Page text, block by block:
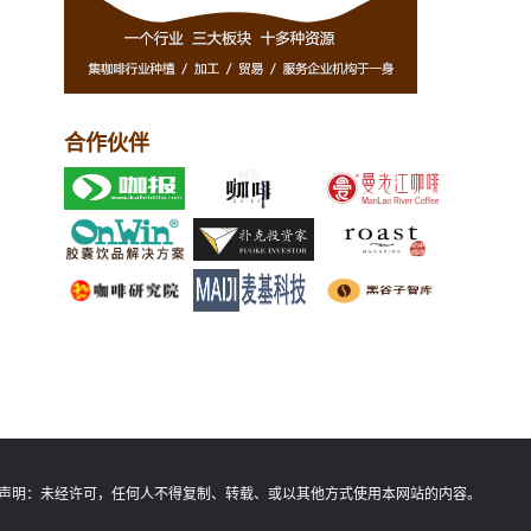
合作伙伴
明： 未经许可，任何人不得复制、转载、或以其他方式使用本网站的内容。